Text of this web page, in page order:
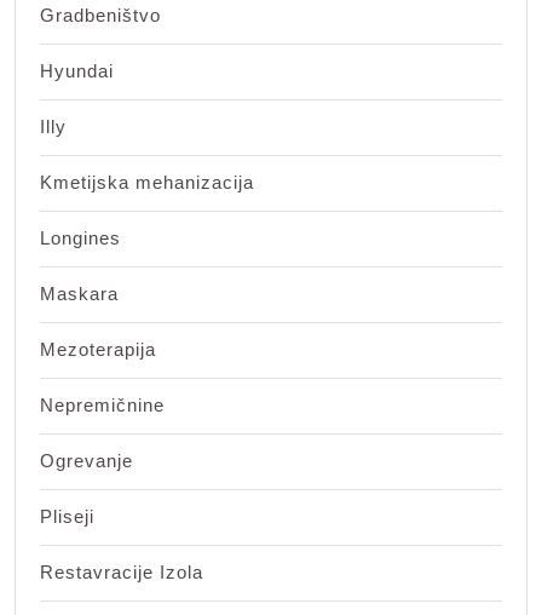
Gradbeništvo
Hyundai
Illy
Kmetijska mehanizacija
Longines
Maskara
Mezoterapija
Nepremičnine
Ogrevanje
Pliseji
Restavracije Izola